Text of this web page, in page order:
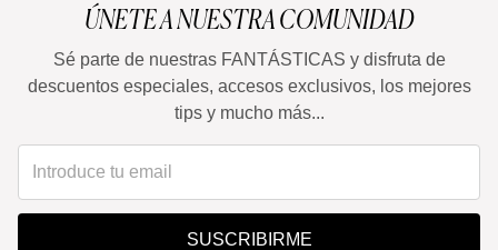
ÚNETE A NUESTRA COMUNIDAD
Sé parte de nuestras FANTÁSTICAS y disfruta de
descuentos especiales, accesos exclusivos, los mejores
tips y mucho más...
SUSCRIBIRME